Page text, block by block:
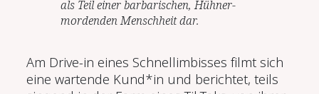
als Teil einer barbarischen, Hühner-
mordenden Menschheit dar.
Am Drive-in eines Schnellimbisses filmt sich
eine wartende Kund*in und berichtet, teils